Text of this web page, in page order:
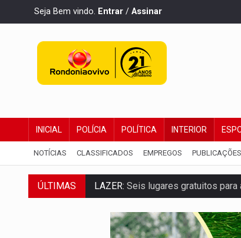
Seja Bem vindo. Entrar / Assinar
INICIAL POLÍCIA POLÍTICA INTERIOR
NOTÍCIAS CLASSIFICADOS EMPREGOS
ÚLTIMAS
LAZER:Seis lugares gratuitos para
VÍDEO:FTICCO e Força Tática
INCLUSÃO:Prefeitura fortalece